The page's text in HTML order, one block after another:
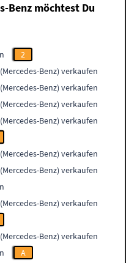
Benz möchtest Du
2
(Mercedes-Benz) verkaufen
(Mercedes-Benz) verkaufen
(Mercedes-Benz) verkaufen
(Mercedes-Benz) verkaufen
(Mercedes-Benz) verkaufen
(Mercedes-Benz) verkaufen
(Mercedes-Benz) verkaufen
(Mercedes-Benz) verkaufen
A